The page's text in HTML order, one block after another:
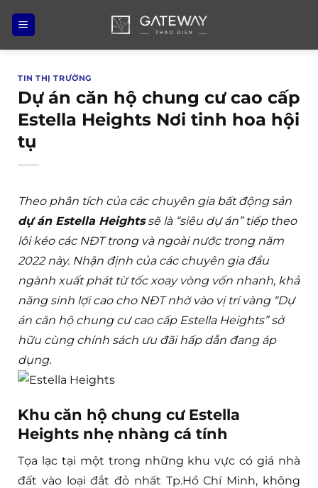
qua
nội
TIN THỊ TRƯỜNG
Dự án căn hộ chung cư cao cấp
Estella Heights Nơi tinh hoa hội
tụ
Theo phân tích của các chuyên gia bất động sản
dự án Estella Heightssẽ là “siêu dự án” tiếp theo
lôi kéo các NĐT trong và ngoài nước trong năm
2022 này. Nhận định của các chuyên gia đầu
ngành xuất phát từ tốc xoay vòng vốn nhanh, khả
năng sinh lợi cao cho NĐT nhờ vào vị trí vàng “Dự
án căn hộ chung cư cao cấp Estella Heights” sở
hữu cùng chính sách ưu đãi hấp dẫn đang áp
dụng.
Khu căn hộ chung cư Estella
Heights nhẹ nhàng cá tính
Tọa lạc tại một trong những khu vực có giá nhà
đất vào loại đắt đỏ nhất Tp.Hồ Chí Minh, không